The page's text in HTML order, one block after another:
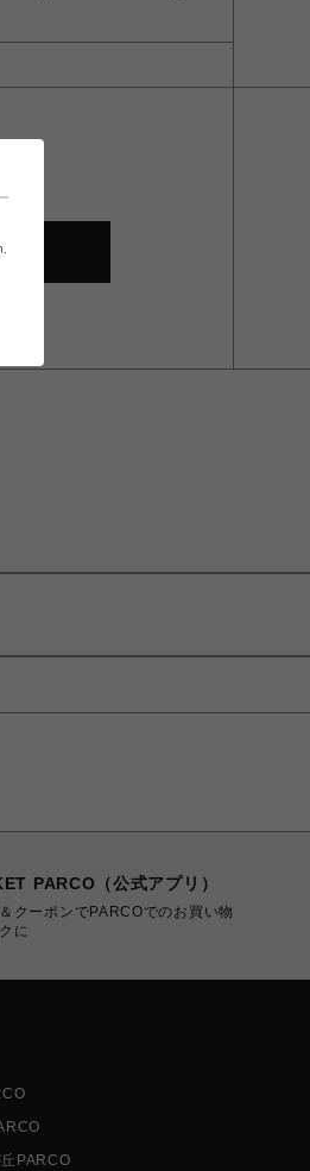
PARCO（公式アプリ）
クーポンでPARCOでのお買い物
に
PARCO